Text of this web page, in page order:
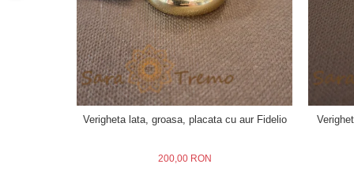
Verigheta lata, groasa, placata cu aur Fidelio
200,00 RON